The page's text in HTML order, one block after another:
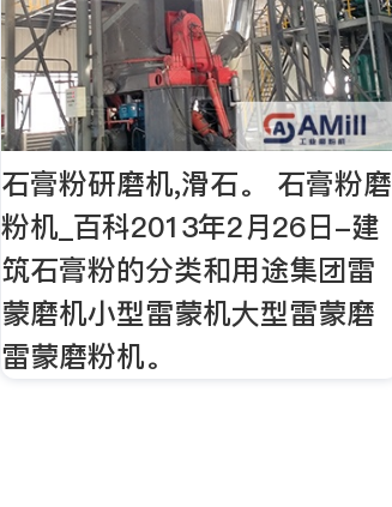
石膏粉研磨机,滑石。 石膏粉磨
粉机_百科2013年2月26日-建
筑石膏粉的分类和用途集团雷
蒙磨机小型雷蒙机大型雷蒙磨
雷蒙磨粉机。